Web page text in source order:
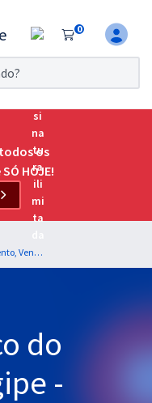
0
da
os
HOJE!
BANESE - Banco do Estado de Sergipe - Atendimento, Vendas e Negociação para o Cargo de Técnico Bancário I - Professores: Beto Fernandes, Carlinhos Costa, Cid Roberto, Fernanda Rocha e Rafael Barbosa (Pós-Edital)
do
-